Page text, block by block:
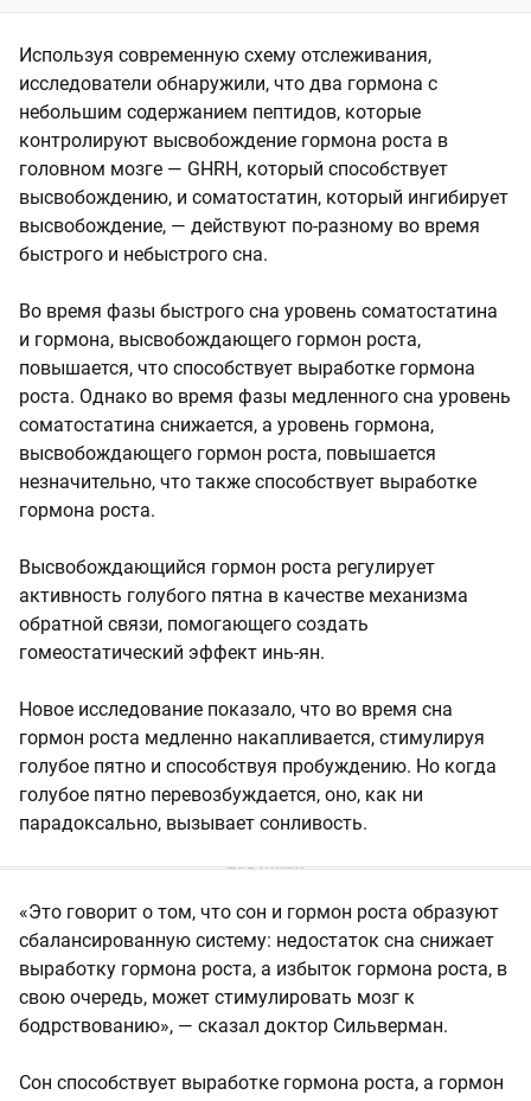
Используя современную схему отслеживания,
исследователи обнаружили, что два гормона с
небольшим содержанием пептидов, которые
контролируют высвобождение гормона роста в
головном мозге — GHRH, который способствует
высвобождению, и соматостатин, который ингибирует
высвобождение, — действуют по-разному во время
быстрого и небыстрого сна.
Во время фазы быстрого сна уровень соматостатина
и гормона, высвобождающего гормон роста,
повышается, что способствует выработке гормона
роста. Однако во время фазы медленного сна уровень
соматостатина снижается, а уровень гормона,
высвобождающего гормон роста, повышается
незначительно, что также способствует выработке
гормона роста.
Высвобождающийся гормон роста регулирует
активность голубого пятна в качестве механизма
обратной связи, помогающего создать
гомеостатический эффект инь-ян.
Новое исследование показало, что во время сна
гормон роста медленно накапливается, стимулируя
голубое пятно и способствуя пробуждению. Но когда
голубое пятно перевозбуждается, оно, как ни
парадоксально, вызывает сонливость.
«Это говорит о том, что сон и гормон роста образуют
сбалансированную систему: недостаток сна снижает
выработку гормона роста, а избыток гормона роста, в
свою очередь, может стимулировать мозг к
бодрствованию», — сказал доктор Сильверман.
Сон способствует выработке гормона роста, а гормон